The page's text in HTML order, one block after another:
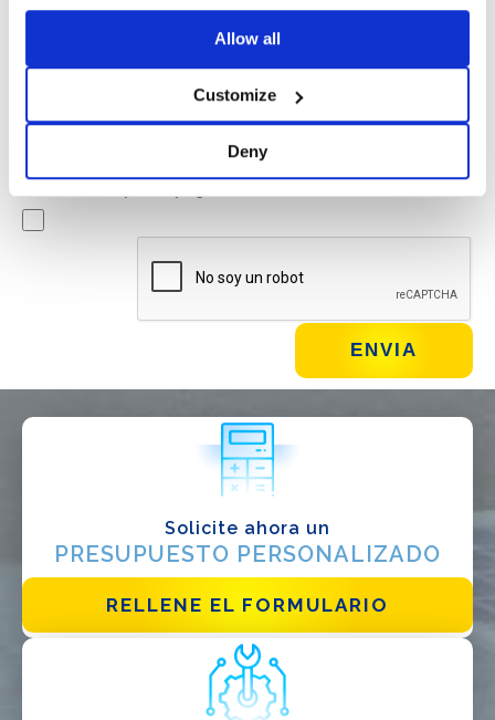
Allow all
Customize
Deny
sobre productos y servicios por Basic S.B.R.L. mediante
momento haciendo clic en el enlace correspondiente
Solicite ahora un
PRESUPUESTO PERSONALIZADO
RELLENE EL FORMULARIO
Instalador
Diseñador
EPC
Otro